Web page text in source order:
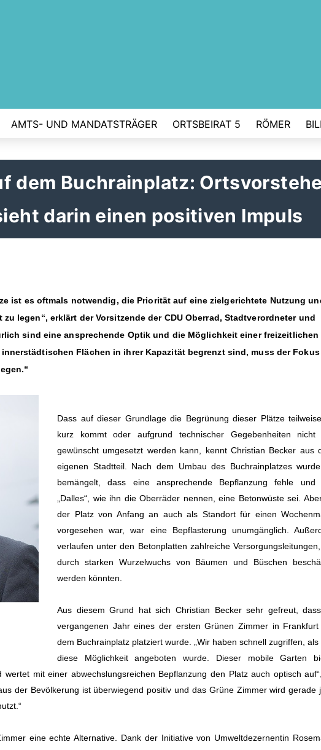
AMTS- UND MANDATSTRÄGER ORTSBEIRAT 5 RÖMER
dem Buchrainplatz:
darin einen positiven Impuls
ist es oftmals notwendig, die Priorität auf eine zielgerichtete Nutzung
legen“, erklärt der Vorsitzende der CDU Oberrad, Stadtverordneter und
sind eine ansprechende Optik und die Möglichkeit einer freizeitlichen
Flächen in ihrer Kapazität begrenzt sind, muss der Fokus
Dass auf dieser Grundlage die Begrünung dieser Plätze
kurz kommt oder aufgrund technischer Gegebenheiten nicht
gewünscht umgesetzt werden kann, kennt Christian Becker aus
eigenen Stadtteil. Nach dem Umbau des Buchrainplatzes
bemängelt, dass eine ansprechende Bepflanzung fehle und
Dalles“, wie ihn die Oberräder nennen, eine Betonwüste sei.
der Platz von Anfang an auch als Standort für einen
vorgesehen war, war eine Bepflasterung unumgänglich.
verlaufen unter den Betonplatten zahlreiche
durch starken Wurzelwuchs von Bäumen und Büschen
werden könnten.
Aus diesem Grund hat sich Christian Becker sehr gefreut,
vergangenen Jahr eines der ersten Grünen Zimmer in
dem Buchrainplatz platziert wurde. „Wir haben schnell zugriffen, als
diese Möglichkeit angeboten wurde. Dieser mobile Garten
mit einer abwechslungsreichen Bepflanzung den Platz auch optisch
der Bevölkerung ist überwiegend positiv und das Grüne Zimmer wird gerade
eine echte Alternative. Dank der Initiative von Umweltdezernentin